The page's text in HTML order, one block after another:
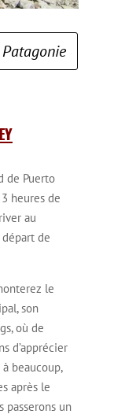
de Puerto
heures de
au
départ de
le
son
où de
d’apprécier
beaucoup,
après le
passerons un